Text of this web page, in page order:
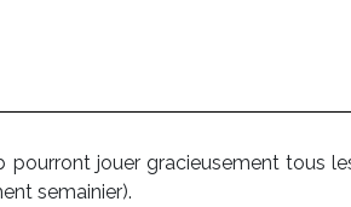
pourront jouer gracieusement tous
semainier).